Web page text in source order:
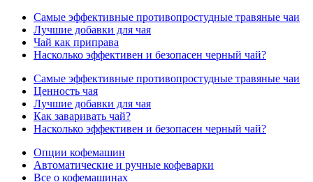
Самые эффективные противопростудные травяные чаи
Лучшие добавки для чая
Чай как приправа
Насколько эффективен и безопасен черный чай?
Самые эффективные противопростудные травяные чаи
Ценность чая
Лучшие добавки для чая
Как заваривать чай?
Насколько эффективен и безопасен черный чай?
Опции кофемашин
Автоматические и ручные кофеварки
Все о кофемашинах